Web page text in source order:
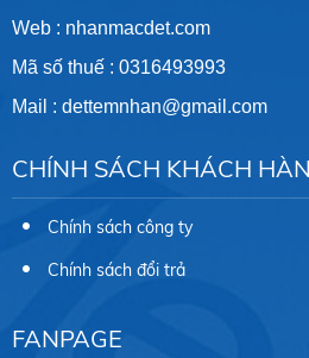
Web : nhanmacdet.com
Mã số thuế : 0316493993
Mail : dettemnhan@gmail.com
CHÍNH SÁCH KHÁCH
Chính sách công ty
Chính sách đổi trả
FANPAGE